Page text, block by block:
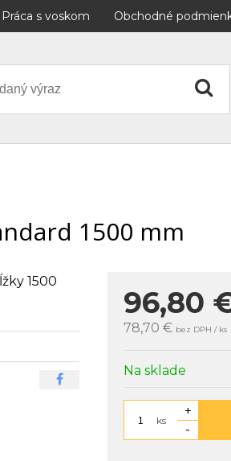
Práca s voskom Obchodné
1500 mm
96,80
78,70 € bez DPH / ks
Na sklade
ks
+
-
1500